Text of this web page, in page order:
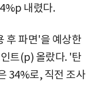
내렸다.
후 파면'을 예상한
트(p) 올랐다. '탄
34%로, 직전 조사